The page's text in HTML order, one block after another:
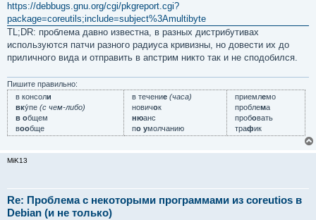
https://debbugs.gnu.org/cgi/pkgreport.cgi?
package=coreutils;include=subject%3Amultibyte
TL;DR: проблема давно известна, в разных дистрибутивах
используются патчи разного радиуса кривизны, но довести их до
приличного вида и отправить в апстрим никто так и не сподобился.
Пишите правильно:
в консоли
вку́пе (с чем-либо)
в общем
вообще
в течение (часа)
новичок
нюанс
по умолчанию
приемлемо
проблема
пробовать
трафик
MiK13
Re: Проблема с некоторыми программами из coreutios в
Debian (и не только)